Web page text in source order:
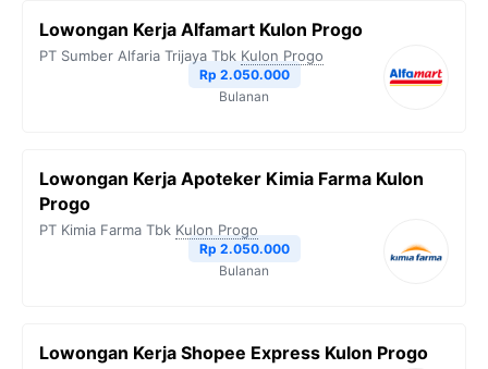
Lowongan Kerja Alfamart Kulon Progo
PT Sumber Alfaria Trijaya Tbk Kulon Progo
Rp 2.050.000
Bulanan
Lowongan Kerja Apoteker Kimia Farma Kulon
Progo
PT Kimia Farma Tbk Kulon Progo
Rp 2.050.000
Bulanan
Lowongan Kerja Shopee Express Kulon Progo